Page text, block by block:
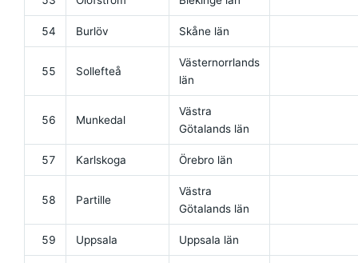
54 Burlöv Skåne län
55 Sollefteå
Västernorrlands
län
56 Munkedal
Västra
Götalands län
57 Karlskoga Örebro län
58 Partille
Västra
Götalands län
59 Uppsala Uppsala län